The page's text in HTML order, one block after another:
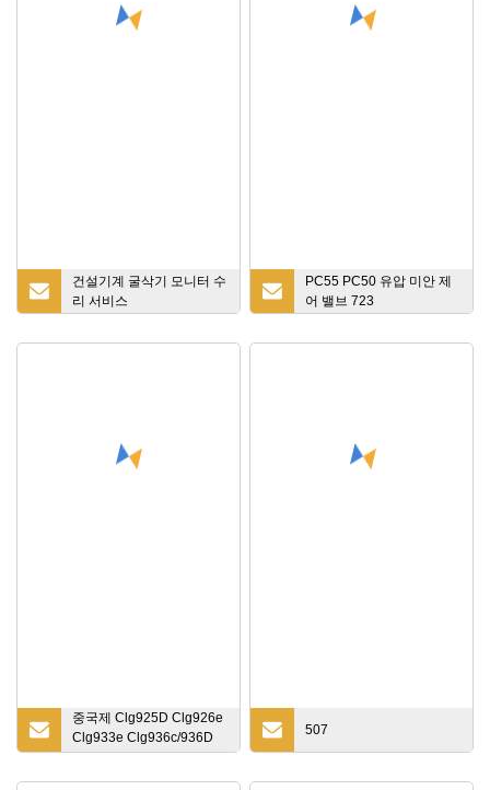
건설기계 굴삭기 모니터 수
리 서비스
PC55 PC50 유압 미안 제
어 밸브 723
중국제 Clg925D Clg926e
Clg933e Clg936c/936D
Clg945e 유압 부품, 굴착
507